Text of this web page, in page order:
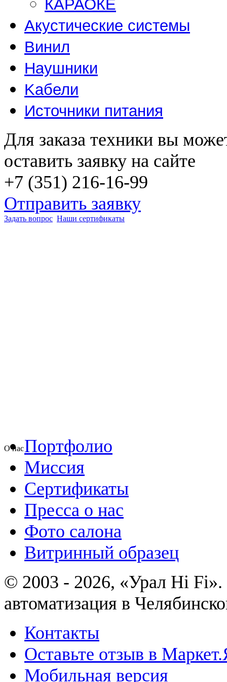
КАРАОКЕ
Акустические системы
Винил
Наушники
Kабели
Источники питания
Для заказа техники вы
оставить заявку на сайте
+7 (351) 216-16-99
Отправить заявку
Задать вопрос Наши сертификаты
О насПортфолио
Миссия
Сертификаты
Пресса о нас
Фото салона
Витринный образец
© 2003 - 2026, «Урал Hi
автоматизация в
Контакты
Оставьте отзыв в
Мобильная версия